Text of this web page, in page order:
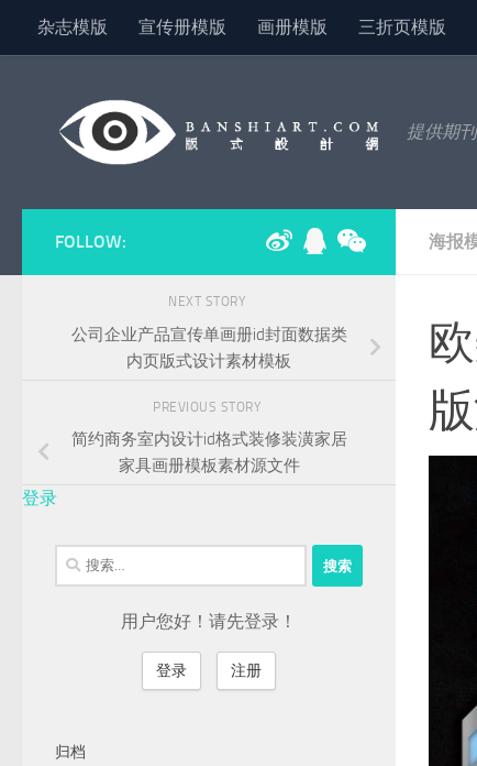
Skip to content
杂志模版 宣传册模版 画册模版 三折页模版
提供期
海报
FOLLOW:
NEXT STORY
公司企业产品宣传单画册id封面数据类
内页版式设计素材模板
PREVIOUS STORY
简约商务室内设计id格式装修装潢家居
家具画册模板素材源文件
登录
搜
索：
用户您好！请先登录！
登录 注册
归档